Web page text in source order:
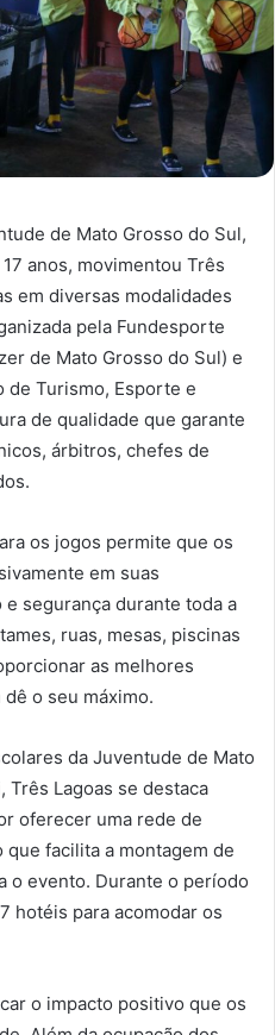
de Mato Grosso do Sul,
anos, movimentou Três
em diversas modalidades
pela Fundesporte
de Mato Grosso do Sul) e
de Turismo, Esporte e
de qualidade que garante
árbitros, chefes de
os jogos permite que os
em suas
segurança durante toda a
ruas, mesas, piscinas
as melhores
o seu máximo.
da Juventude de Mato
Três Lagoas se destaca
oferecer uma rede de
facilita a montagem de
o evento. Durante o período
hotéis para acomodar os
o impacto positivo que os